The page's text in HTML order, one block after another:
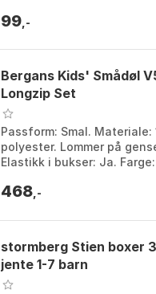
Farge: Farge 2, Farg...
99 ,-
Bergans Kids' Smådøl
Longzip Set
Passform: Smal. Materiale:
polyester. Lommer på
Elastikk i bukser: Ja.
blue/riviera blue, Raspberry
468 ,-
stormberg Stien boxer
jente 1-7 barn